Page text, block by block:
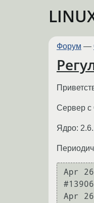
Форум —
Сервер с
Ядро:
Apr
Apr